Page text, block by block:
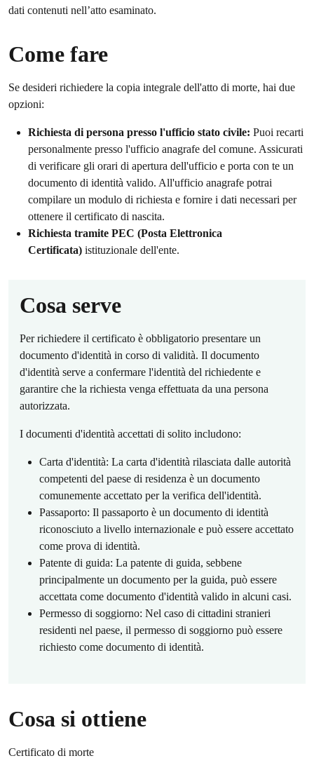
dati contenuti nell’atto esaminato.
Come fare
Se desideri richiedere la copia integrale dell'atto di morte, hai due
opzioni:
Richiesta di persona presso l'ufficio stato civile: Puoi recarti
personalmente presso l'ufficio anagrafe del comune. Assicurati
di verificare gli orari di apertura dell'ufficio e porta con te un
documento di identità valido. All'ufficio anagrafe potrai
compilare un modulo di richiesta e fornire i dati necessari per
ottenere il certificato di nascita.
Richiesta tramite PEC (Posta Elettronica
Certificata) istituzionale dell'ente.
Cosa serve
Per richiedere il certificato è obbligatorio presentare un
documento d'identità in corso di validità. Il documento
d'identità serve a confermare l'identità del richiedente e
garantire che la richiesta venga effettuata da una persona
autorizzata.
I documenti d'identità accettati di solito includono:
Carta d'identità: La carta d'identità rilasciata dalle autorità
competenti del paese di residenza è un documento
comunemente accettato per la verifica dell'identità.
Passaporto: Il passaporto è un documento di identità
riconosciuto a livello internazionale e può essere accettato
come prova di identità.
Patente di guida: La patente di guida, sebbene
principalmente un documento per la guida, può essere
accettata come documento d'identità valido in alcuni casi.
Permesso di soggiorno: Nel caso di cittadini stranieri
residenti nel paese, il permesso di soggiorno può essere
richiesto come documento di identità.
Cosa si ottiene
Certificato di morte